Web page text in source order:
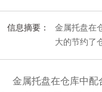
信息摘要：
金属托盘在仓
大的节约了
金属托盘在仓库中配合到叉